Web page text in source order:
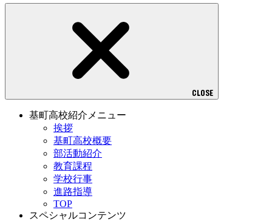
CLOSE
基町高校紹介メニュー
挨拶
基町高校概要
部活動紹介
教育課程
学校行事
進路指導
TOP
スペシャルコンテンツ